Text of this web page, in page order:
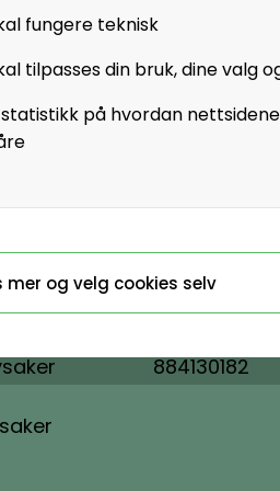
fungere teknisk
tilpasses din bruk, dine valg
på hvordan
mer og velg cookies selv
884130182